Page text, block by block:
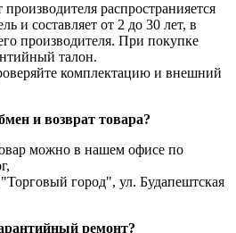
распространияется
и составляет от 2 до 30 лет, в
производителя. При покупке
талон.
комплектацию и внешний
и возврат товара?
можно в нашем офисе по
город", ул. Будапештская
ремонт?